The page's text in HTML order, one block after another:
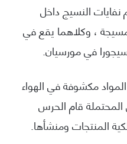
النسيج داخل
، وكلاهما يقع في
في مورسيان.
مكشوفة في الهواء
قام الحرس
المنتجات ومنشأها.